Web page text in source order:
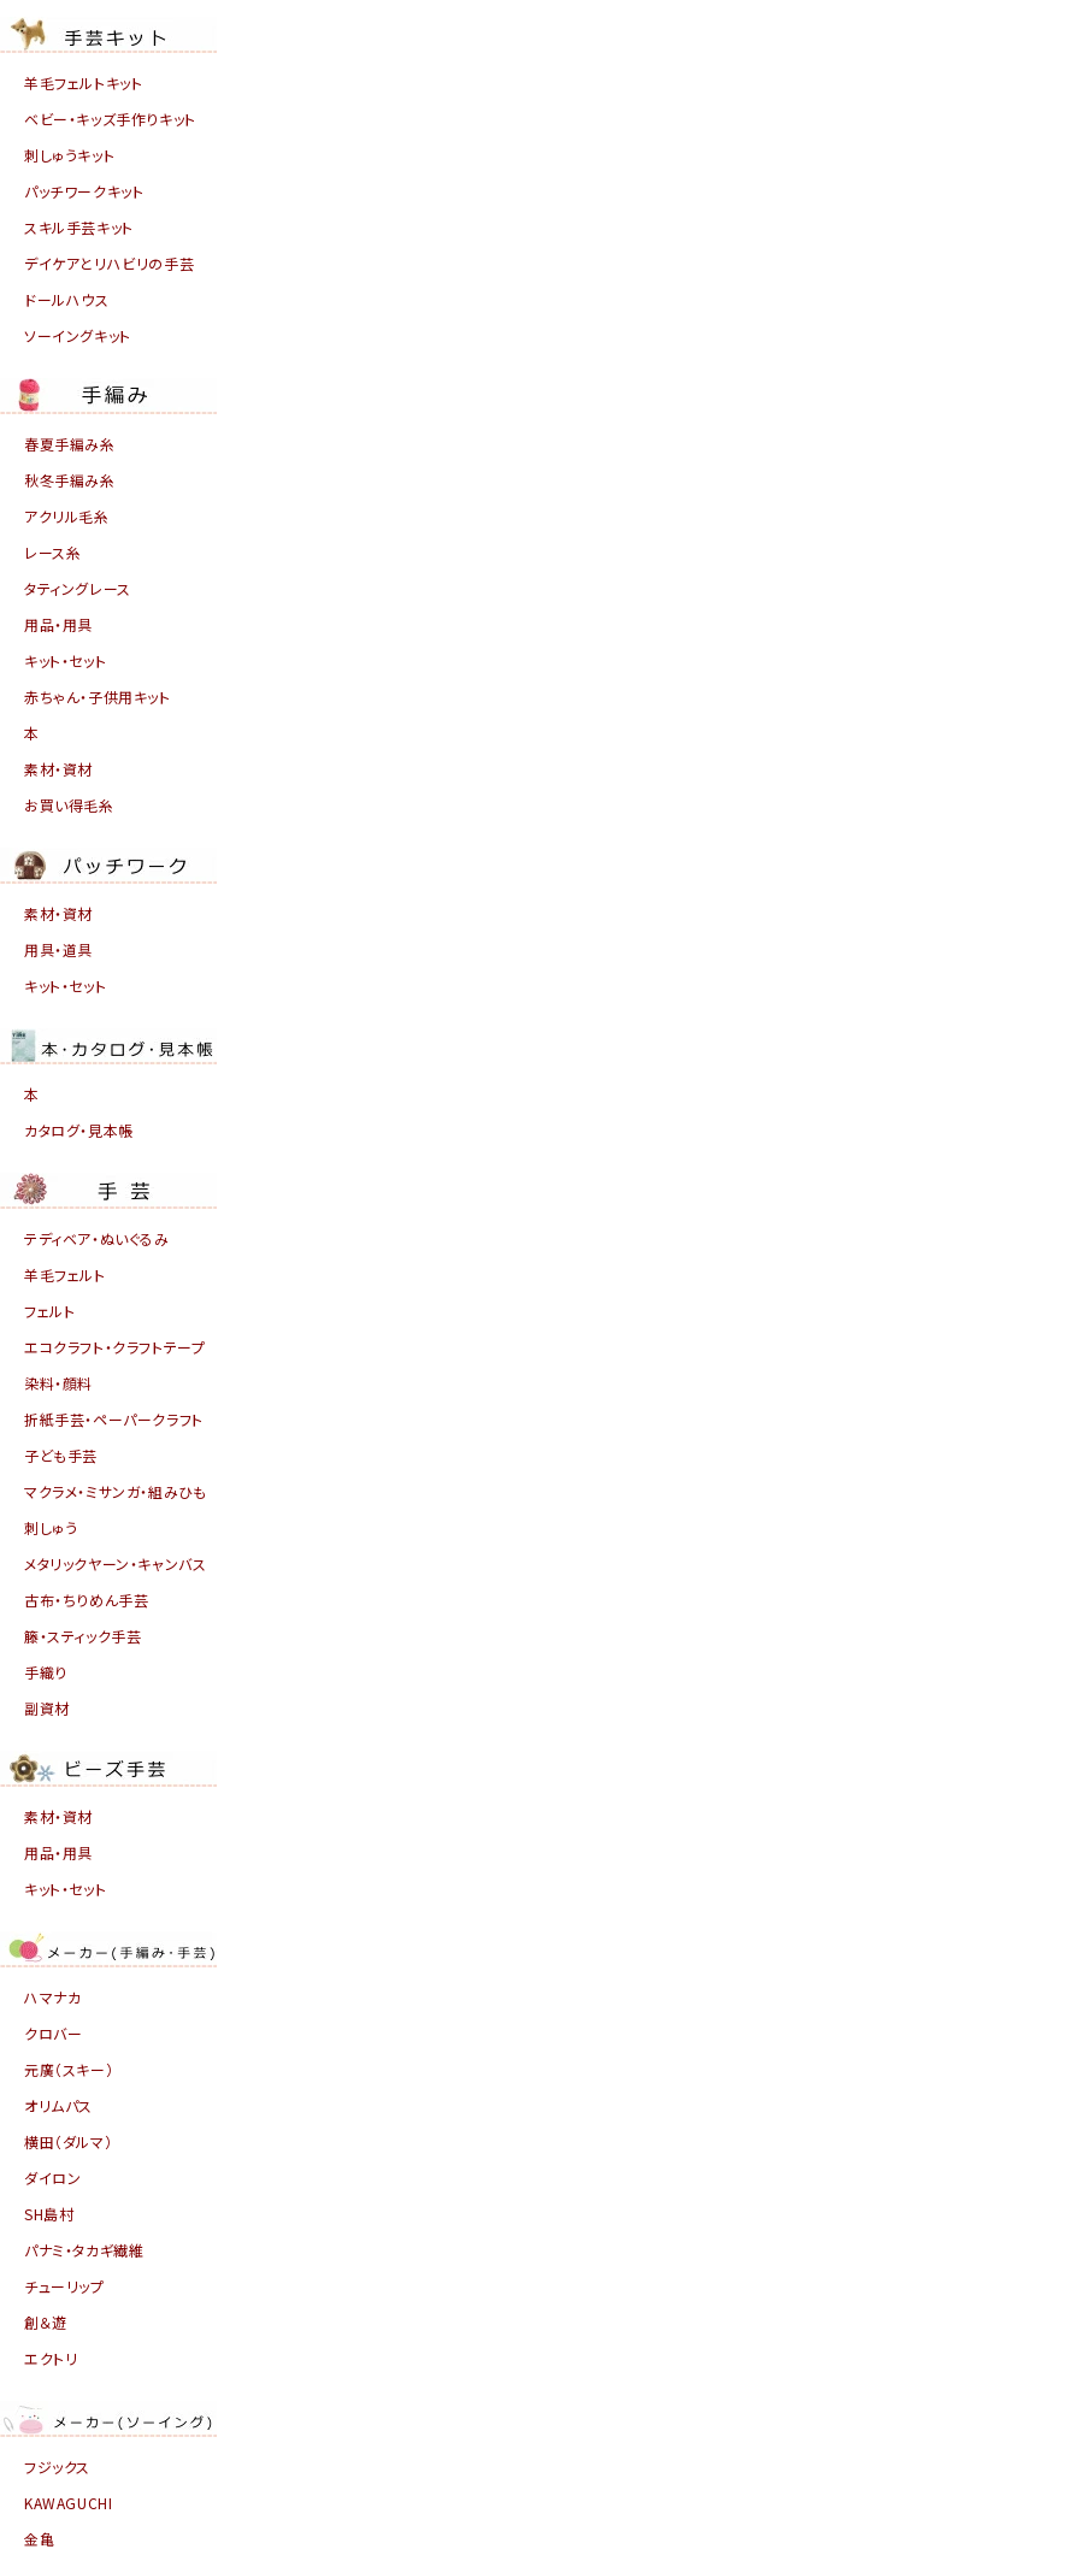
羊毛フェルトキット
ベビー・キッズ手作りキット
刺しゅうキット
パッチワークキット
スキル手芸キット
デイケアとリハビリの手芸
ドールハウス
ソーイングキット
春夏手編み糸
秋冬手編み糸
アクリル毛糸
レース糸
タティングレース
用品・用具
キット・セット
赤ちゃん・子供用キット
本
素材・資材
お買い得毛糸
素材・資材
用具・道具
キット・セット
本
カタログ・見本帳
テディベア・ぬいぐるみ
羊毛フェルト
フェルト
エコクラフト・クラフトテープ
染料・顔料
折紙手芸・ペーパークラフト
子ども手芸
マクラメ・ミサンガ・組みひも
刺しゅう
メタリックヤーン・キャンバス
古布・ちりめん手芸
籐・スティック手芸
手織り
副資材
素材・資材
用品・用具
キット・セット
ハマナカ
クロバー
元廣（スキー）
オリムパス
横田（ダルマ）
ダイロン
SH島村
パナミ・タカギ繊維
チューリップ
創＆遊
エクトリ
フジックス
KAWAGUCHI
金亀